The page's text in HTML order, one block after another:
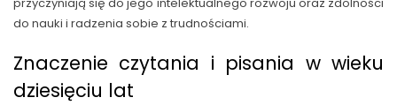
przyczyniają się do jego intelektualnego rozwoju oraz zdolności
do nauki i radzenia sobie z trudnościami.
Znaczenie czytania i pisania w wieku
dziesięciu lat